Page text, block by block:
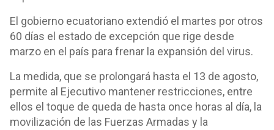
El gobierno ecuatoriano extendió el martes por otros
60 días el estado de excepción que rige desde
marzo en el país para frenar la expansión del virus.
La medida, que se prolongará hasta el 13 de agosto,
permite al Ejecutivo mantener restricciones, entre
ellos el toque de queda de hasta once horas al día, la
movilización de las Fuerzas Armadas y la